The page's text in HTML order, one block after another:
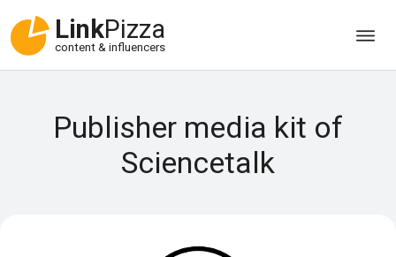
LinkPizza
content & influencers
Publisher media kit of
Sciencetalk